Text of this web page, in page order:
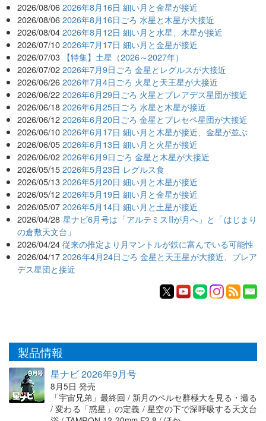
2026/08/06 2026年8月16日 細い月と金星が接近
2026/08/06 2026年8月16日ごろ 水星と木星が大接近
2026/08/04 2026年8月12日 細い月と水星、木星が接近
2026/07/10 2026年7月17日 細い月と金星が接近
2026/07/03 【特集】土星（2026～2027年）
2026/07/02 2026年7月9日ごろ 金星とレグルスが大接近
2026/06/26 2026年7月4日ごろ 火星と天王星が大接近
2026/06/22 2026年6月29日ごろ 火星とプレアデス星団が接近
2026/06/18 2026年6月25日ごろ 水星と木星が接近
2026/06/12 2026年6月20日ごろ 金星とプレセペ星団が大接近
2026/06/10 2026年6月17日 細い月と木星が接近、金星が並ぶ
2026/06/05 2026年6月13日 細い月と火星が接近
2026/06/02 2026年6月9日ごろ 金星と木星が大接近
2026/05/15 2026年5月23日 レグルス食
2026/05/13 2026年5月20日 細い月と木星が接近
2026/05/12 2026年5月19日 細い月と金星が接近
2026/05/07 2026年5月14日 細い月と土星が接近
2026/04/28 星ナビ6月号は「アルテミスIIが月へ」と「はじまり
の倉敷天文台」
2026/04/24 従来の推定より月マントルが鉄に富んでいる可能性
2026/04/17 2026年4月24日ごろ 金星と天王星が大接近、プレア
デス星団と接近
製品情報
星ナビ 2026年9月号
8月5日 発売
「宇宙兄弟」最終回 / 新月のペルセ群極大を見る・撮る
/ 変わる「惑星」の定義 / 星空の下で深呼吸する天文台